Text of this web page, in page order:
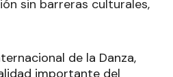
sin barreras culturales,
de la Danza,